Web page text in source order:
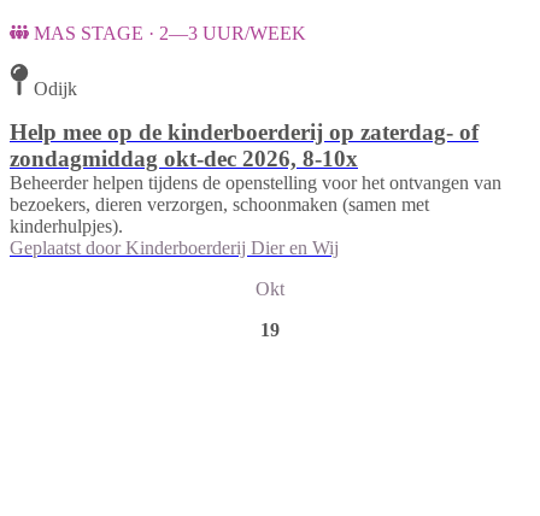
MAS STAGE · 2—3 UUR/WEEK
Odijk
Help mee op de kinderboerderij op zaterdag- of
zondagmiddag okt-dec 2026, 8-10x
Beheerder helpen tijdens de openstelling voor het ontvangen van
bezoekers, dieren verzorgen, schoonmaken (samen met
kinderhulpjes).
Geplaatst door Kinderboerderij Dier en Wij
Okt
19